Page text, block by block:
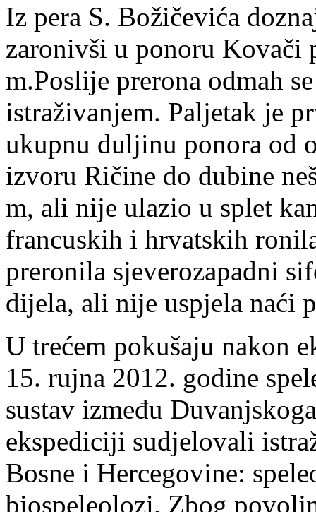
Iz pera S. Božičevića
zaronivši u ponoru Kovači
m.Poslije prerona odmah
istraživanjem. Paljetak je
ukupnu duljinu ponora od
izvoru Ričine do dubine
m, ali nije ulazio u splet
francuskih i hrvatskih
preronila sjeverozapadni
dijela, ali nije uspjela naći
U trećem pokušaju nakon
15. rujna 2012. godine
sustav između
ekspediciji sudjelovali
Bosne i Hercegovine:
biospeleolozi. Zbog